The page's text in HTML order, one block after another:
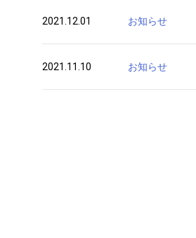
2021.12.01 お知らせ
2021.11.10 お知らせ